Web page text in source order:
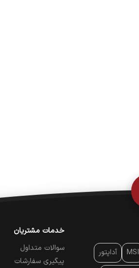
MSI آداپتور
خدمات مشتریان
سوالات متداول
پیگیری سفارشات